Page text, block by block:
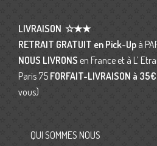
LIVRAISON ☆★★
RETRAIT GRATUIT en Pick-Up à
NOUS LIVRONS en France et à L’
Paris 75 FORFAIT-LIVRAISON à 35€
vous)
QUI SOMMES NOUS